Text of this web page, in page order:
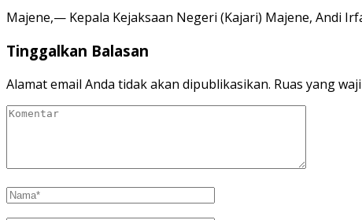
Majene,— Kepala Kejaksaan Negeri (Kajari) Majene, Andi
Tinggalkan Balasan
Alamat email Anda tidak akan dipublikasikan. Ruas yang